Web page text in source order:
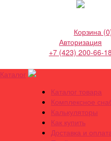
Корзина
Авторизация
+7 (423) 200-66-18
Каталог
Каталог товара
Комплексное
Калькуляторы
Как купить
Доставка и